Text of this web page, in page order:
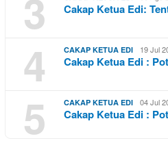
Cakap Ketua Edi:
4 CAKAP KETUA EDI 19 Jul
Cakap Ketua Edi :
5 CAKAP KETUA EDI 04 Jul
Cakap Ketua Edi :